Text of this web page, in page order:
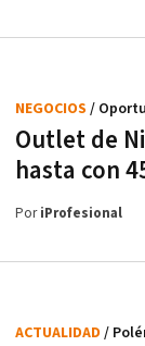
Outlet de
hasta con
NEGOCIOS /
PoriProfesional
ACTUALIDAD /